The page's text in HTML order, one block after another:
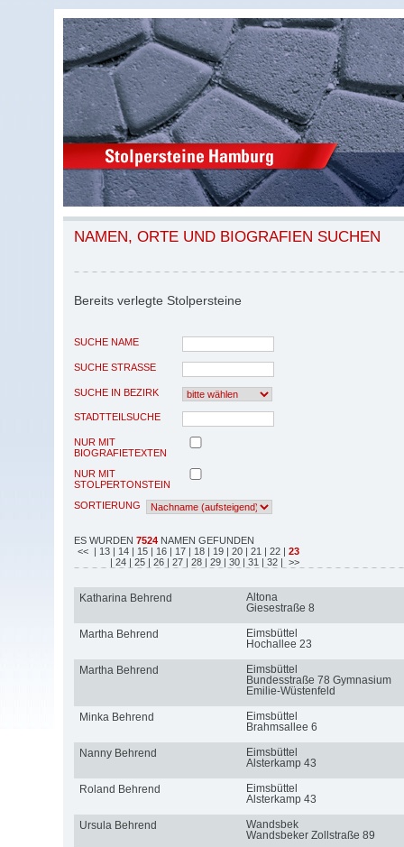
NAMEN, ORTE UND BIOGRAFIEN SUCHEN
Bereits verlegte Stolpersteine
SUCHE NAME
SUCHE STRASSE
SUCHE IN BEZIRK
STADTTEILSUCHE
NUR MIT
BIOGRAFIETEXTEN
NUR MIT
STOLPERTONSTEIN
SORTIERUNG
ES WURDEN 7524 NAMEN GEFUNDEN
<< | 13 | 14 | 15 | 16 | 17 | 18 | 19 | 20 | 21 | 22 | 23
| 24 | 25 | 26 | 27 | 28 | 29 | 30 | 31 | 32 | >>
Katharina Behrend
Altona
Giesestraße 8
Martha Behrend
Eimsbüttel
Hochallee 23
Martha Behrend
Eimsbüttel
Bundesstraße 78 Gymnasium
Emilie-Wüstenfeld
Minka Behrend
Eimsbüttel
Brahmsallee 6
Nanny Behrend
Eimsbüttel
Alsterkamp 43
Roland Behrend
Eimsbüttel
Alsterkamp 43
Ursula Behrend
Wandsbek
Wandsbeker Zollstraße 89